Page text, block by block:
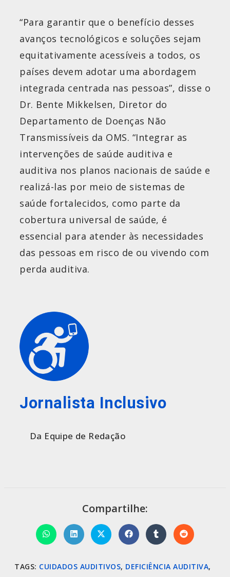
“Para garantir que o benefício desses
avanços tecnológicos e soluções sejam
equitativamente acessíveis a todos, os
países devem adotar uma abordagem
integrada centrada nas pessoas”, disse o
Dr. Bente Mikkelsen, Diretor do
Departamento de Doenças Não
Transmissíveis da OMS. “Integrar as
intervenções de saúde auditiva e
auditiva nos planos nacionais de saúde e
realizá-las por meio de sistemas de
saúde fortalecidos, como parte da
cobertura universal de saúde, é
essencial para atender às necessidades
das pessoas em risco de ou vivendo com
perda auditiva.
Jornalista Inclusivo
Da Equipe de Redação
Compartilhe:
TAGS: CUIDADOS AUDITIVOS, DEFICIÊNCIA AUDITIVA,